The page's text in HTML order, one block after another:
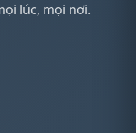
lúc, mọi nơi.